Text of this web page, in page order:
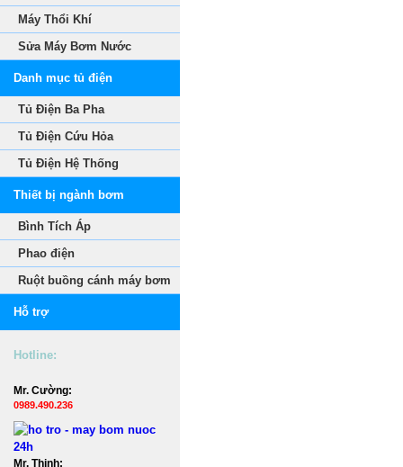
Máy Thổi Khí
Sửa Máy Bơm Nước
Danh mục tủ điện
Tủ Điện Ba Pha
Tủ Điện Cứu Hỏa
Tủ Điện Hệ Thống
Thiết bị ngành bơm
Bình Tích Áp
Phao điện
Ruột buồng cánh máy bơm
Hỗ trợ
Hotline:
Mr. Cường:
0989.490.236
Mr. Thịnh: